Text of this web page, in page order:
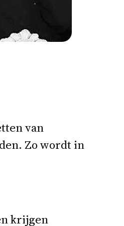
van
Zo wordt in
krijgen